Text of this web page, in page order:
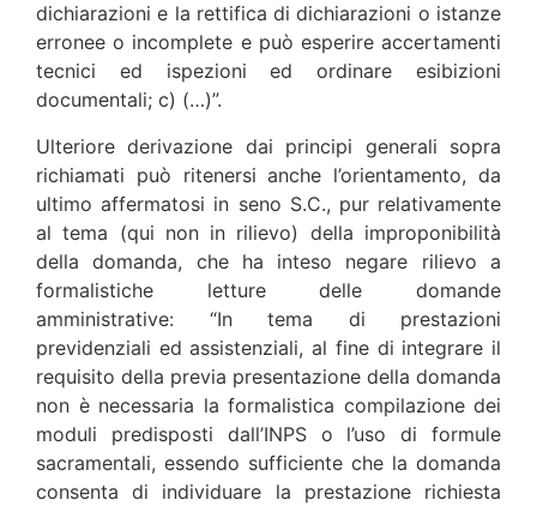
dichiarazioni e la rettifica di dichiarazioni o istanze
erronee o incomplete e può esperire accertamenti
tecnici ed ispezioni ed ordinare esibizioni
documentali; c) (…)”.
Ulteriore derivazione dai principi generali sopra
richiamati può ritenersi anche l’orientamento, da
ultimo affermatosi in seno S.C., pur relativamente
al tema (qui non in rilievo) della improponibilità
della domanda, che ha inteso negare rilievo a
formalistiche letture delle domande
amministrative: “In tema di prestazioni
previdenziali ed assistenziali, al fine di integrare il
requisito della previa presentazione della domanda
non è necessaria la formalistica compilazione dei
moduli predisposti dall’INPS o l’uso di formule
sacramentali, essendo sufficiente che la domanda
consenta di individuare la prestazione richiesta